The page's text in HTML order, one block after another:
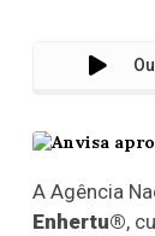
A Agência
Enhertu®,